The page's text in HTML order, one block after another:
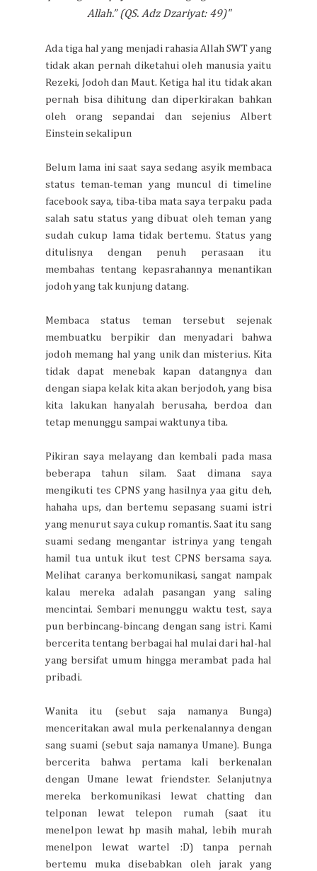
Allah.” (QS. Adz Dzariyat: 49)"
Ada tiga hal yang menjadi rahasia Allah SWT yang
tidak akan pernah diketahui oleh manusia yaitu
Rezeki, Jodoh dan Maut. Ketiga hal itu tidak akan
pernah bisa dihitung dan diperkirakan bahkan
oleh orang sepandai dan sejenius Albert
Einstein sekalipun
Belum lama ini saat saya sedang asyik membaca
status teman-teman yang muncul di timeline
facebook saya, tiba-tiba mata saya terpaku pada
salah satu status yang dibuat oleh teman yang
sudah cukup lama tidak bertemu. Status yang
ditulisnya dengan penuh perasaan itu
membahas tentang kepasrahannya menantikan
jodoh yang tak kunjung datang.
Membaca status teman tersebut sejenak
membuatku berpikir dan menyadari bahwa
jodoh memang hal yang unik dan misterius. Kita
tidak dapat menebak kapan datangnya dan
dengan siapa kelak kita akan berjodoh, yang bisa
kita lakukan hanyalah berusaha, berdoa dan
tetap menunggu sampai waktunya tiba.
Pikiran saya melayang dan kembali pada masa
beberapa tahun silam. Saat dimana saya
mengikuti tes CPNS yang hasilnya yaa gitu deh,
hahaha ups, dan bertemu sepasang suami istri
yang menurut saya cukup romantis. Saat itu sang
suami sedang mengantar istrinya yang tengah
hamil tua untuk ikut test CPNS bersama saya.
Melihat caranya berkomunikasi, sangat nampak
kalau mereka adalah pasangan yang saling
mencintai. Sembari menunggu waktu test, saya
pun berbincang-bincang dengan sang istri. Kami
bercerita tentang berbagai hal mulai dari hal-hal
yang bersifat umum hingga merambat pada hal
pribadi.
Wanita itu (sebut saja namanya Bunga)
menceritakan awal mula perkenalannya dengan
sang suami (sebut saja namanya Umane). Bunga
bercerita bahwa pertama kali berkenalan
dengan Umane lewat friendster. Selanjutnya
mereka berkomunikasi lewat chatting dan
telponan lewat telepon rumah (saat itu
menelpon lewat hp masih mahal, lebih murah
menelpon lewat wartel :D) tanpa pernah
bertemu muka disebabkan oleh jarak yang